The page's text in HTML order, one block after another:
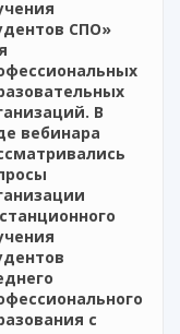
СПО»
В
вебинара
с